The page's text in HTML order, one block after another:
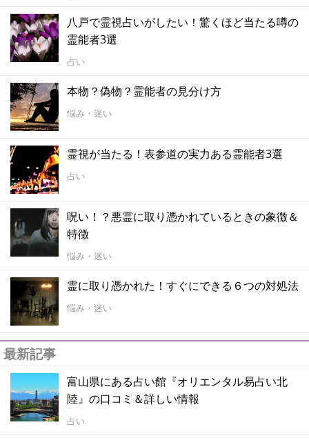
八戸で霊視占いがしたい！驚くほど当たる噂の
霊能者3選
占い
本物？偽物？霊能者の見分け方
悩み・迷い
霊視が当たる！表参道の実力ある霊能者3選
占い
呪い！？悪霊に取り憑かれているときの象徴＆
特徴
悩み・迷い
霊に取り憑かれた！すぐにできる６つの対処法
悩み・迷い
最新記事
富山県にある占い館『オリエンタル易占い北
陸』の口コミ＆詳しい情報
占い